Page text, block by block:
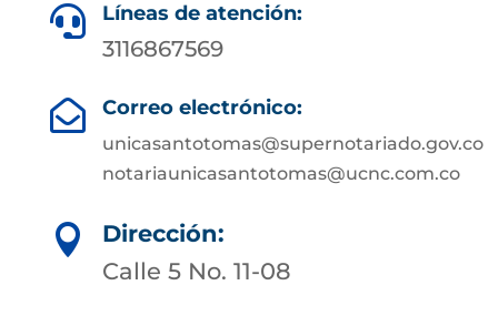
 Líneas de atención:
3116867569
 Correo electrónico:
unicasantotomas@supernotariado.gov.co
notariaunicasantotomas@ucnc.com.co

Dirección:
Calle 5 No. 11-08